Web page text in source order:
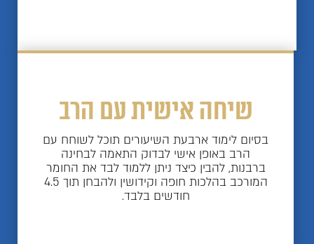
שיחה אישית עם הרב
בסיום לימוד ארבעת השיעורים תוכל לשוחח עם
הרב באופן אישי לבדוק התאמה לבחינה
ברבנות, להבין כיצד ניתן ללמוד לבד את החומר
המורכב בהלכות חופה וקידושין ולהבחן תוך 4.5
חודשים בלבד.